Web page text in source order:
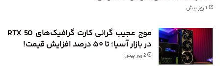
1 روز پیش
موج عجیب گرانی کارت گرافیک‌های RTX 50
در بازار آسیا؛ تا ۵۰ درصد افزایش قیمت!
2 روز پیش